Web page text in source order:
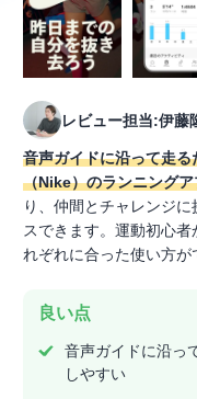
レビュー担当:伊藤
音声ガイドに沿って走
（Nike）のランニングア
り、仲間とチャレンジ
スできます。運動初心
れぞれに合った使い方が
良い点
音声ガイドに沿っ
しやすい